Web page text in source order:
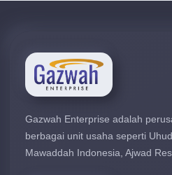
Gazwah Enterprise adalah
berbagai unit usaha seperti
Mawaddah Indonesia, Ajwad